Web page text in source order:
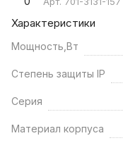
Характеристики
Мощность,Вт
Степень защиты IP
Серия
Материал корпуса